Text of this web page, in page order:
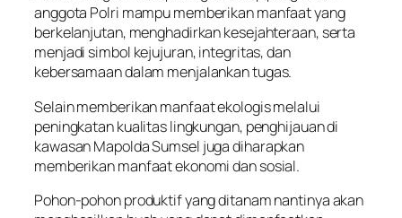
anggota Polri mampu memberikan manfaat yang
berkelanjutan, menghadirkan kesejahteraan, serta
menjadi simbol kejujuran, integritas, dan
kebersamaan dalam menjalankan tugas.
Selain memberikan manfaat ekologis melalui
peningkatan kualitas lingkungan, penghijauan di
kawasan Mapolda Sumsel juga diharapkan
memberikan manfaat ekonomi dan sosial.
Pohon-pohon produktif yang ditanam nantinya akan